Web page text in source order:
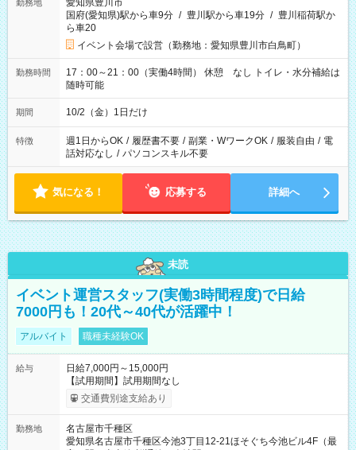
勤務地
愛知県豊川市
国府(愛知県)駅から車9分 / 豊川駅から車19分 / 豊川稲荷駅か
ら車20
イベント会場で設営（勤務地：愛知県豊川市白鳥町）
勤務時間
17：00～21：00（実働4時間） 休憩 なし トイレ・水分補給は
随時可能
期間 10/2（金）1日だけ
特徴 週1日からOK / 履歴書不要 / 副業・WワークOK / 服装自由 / 電
話対応なし / パソコンスキル不要
気になる！ 応募する 詳細へ
未読
イベント運営スタッフ(実働3時間程度)で日給
7000円も！20代～40代が活躍中！
アルバイト 職種未経験OK
給与
日給7,000円～15,000円
【試用期間】試用期間なし
交通費別途支給あり
勤務地
名古屋市千種区
愛知県名古屋市千種区今池3丁目12-21ほそぐち今池ビル4F（最